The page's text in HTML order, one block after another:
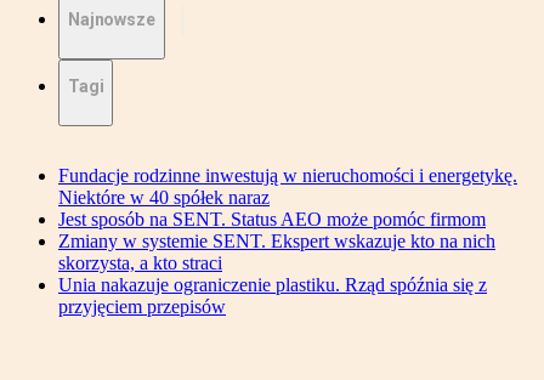
Najnowsze
Tagi
Fundacje rodzinne inwestują w nieruchomości i energetykę.
Niektóre w 40 spółek naraz
Jest sposób na SENT. Status AEO może pomóc firmom
Zmiany w systemie SENT. Ekspert wskazuje kto na nich
skorzysta, a kto straci
Unia nakazuje ograniczenie plastiku. Rząd spóźnia się z
przyjęciem przepisów